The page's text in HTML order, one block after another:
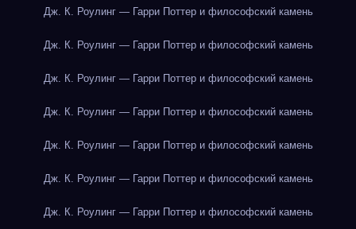
Дж. К. Роулинг — Гарри Поттер и философский камень
Дж. К. Роулинг — Гарри Поттер и философский камень
Дж. К. Роулинг — Гарри Поттер и философский камень
Дж. К. Роулинг — Гарри Поттер и философский камень
Дж. К. Роулинг — Гарри Поттер и философский камень
Дж. К. Роулинг — Гарри Поттер и философский камень
Дж. К. Роулинг — Гарри Поттер и философский камень